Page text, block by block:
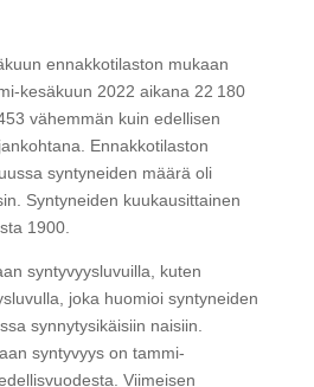
ennakkotilaston mukaan
kesäkuun 2022 aikana 22 180
vähemmän kuin edellisen
Ennakkotilaston
syntyneiden määrä oli
Syntyneiden kuukausittainen
1900.
syntyvyysluvuilla, kuten
joka huomioi syntyneiden
synnytysikäisiin naisiin.
syntyvyys on tammi-
Viimeisen